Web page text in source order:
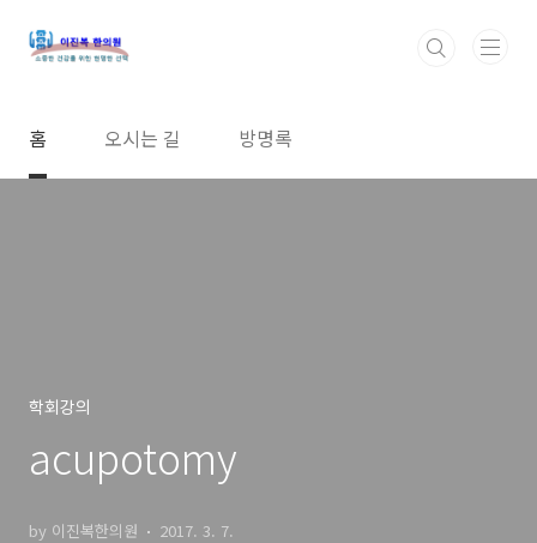
홈 오시는 길 방명록
학회강의
acupotomy
by 이진복한의원 2017. 3. 7.